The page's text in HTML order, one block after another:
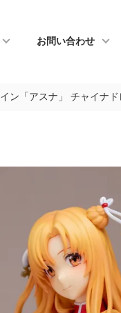
お問い合わせ
ン「アスナ」 チャイナ